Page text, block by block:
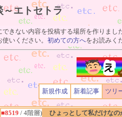
～エトセトラ
できない内容を投稿する場所を作りまし
いください。 初めての方へをお読みく
新規作成 新着記事 ツリ
■8519 / 4階層)
ひょっとして私だけなの